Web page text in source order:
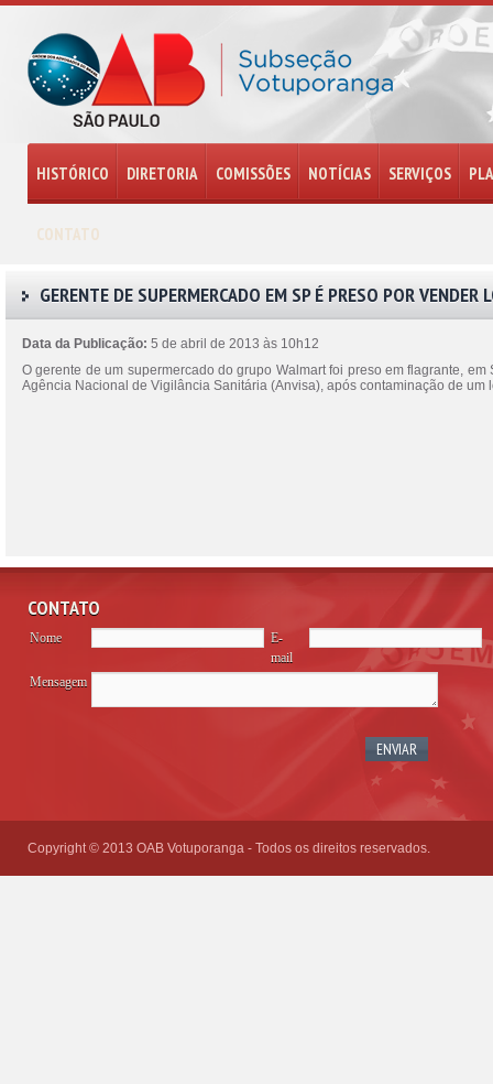
HISTÓRICO DIRETORIA COMISSÕES NOTÍCIAS SERVIÇOS
CONTATO
GERENTE DE SUPERMERCADO EM SP É PRESO POR VENDER
Data da Publicação: 5 de abril de 2013 às 10h12
O gerente de um supermercado do grupo Walmart foi preso em flagrante,
Agência Nacional de Vigilância Sanitária (Anvisa), após contaminação de
CONTATO
Nome
E-
mail
Mensagem
Copyright © 2013 OAB Votuporanga - Todos os direitos reservados.